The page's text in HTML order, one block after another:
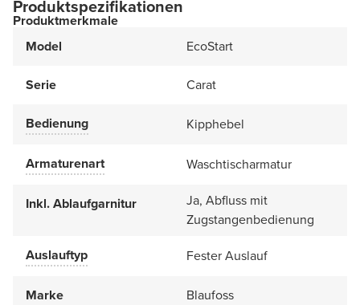
Produktspezifikationen
Produktmerkmale
Model
EcoStart
Serie Carat
Bedienung Kipphebel
Armaturenart Waschtischarmatur
Inkl. Ablaufgarnitur
Ja, Abfluss mit
Zugstangenbedienung
Auslauftyp
Fester Auslauf
Marke Blaufoss